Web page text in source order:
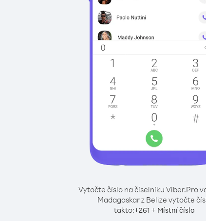
Vytočte číslo na číselníku Viber.Pro
Madagaskar z Belize vytočte
takto:+261 + Místní číslo